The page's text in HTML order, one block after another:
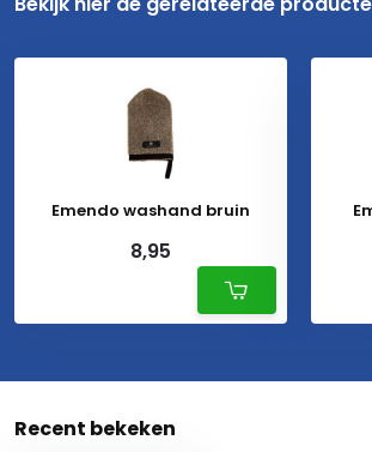
Emendo washand bruin
8,95
Recent bekeken